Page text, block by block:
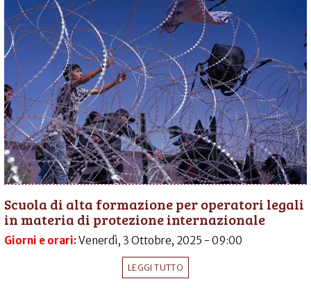
Scuola di alta formazione per operatori legali
in materia di protezione internazionale
Giorni e orari:Venerdì, 3 Ottobre, 2025 - 09:00
LEGGI TUTTO